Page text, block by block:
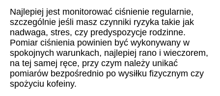
Najlepiej jest monitorować ciśnienie regularnie,
szczególnie jeśli masz czynniki ryzyka takie jak
nadwaga, stres, czy predyspozycje rodzinne.
Pomiar ciśnienia powinien być wykonywany w
spokojnych warunkach, najlepiej rano i wieczorem,
na tej samej ręce, przy czym należy unikać
pomiarów bezpośrednio po wysiłku fizycznym czy
spożyciu kofeiny.